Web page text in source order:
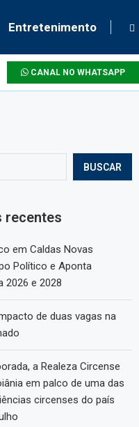
Entretenimento
CANAL NO WHATSAPP
BUSCAR
recentes
em Caldas Novas
Político e Aponta
2026 e 2028
de duas vagas na
a Realeza Circense
em palco de uma das
circenses do país